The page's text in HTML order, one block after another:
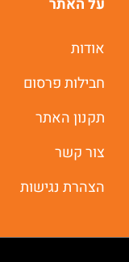
על האתר
אודות
חבילות פרסום
תקנון האתר
צור קשר
הצהרת נגישות